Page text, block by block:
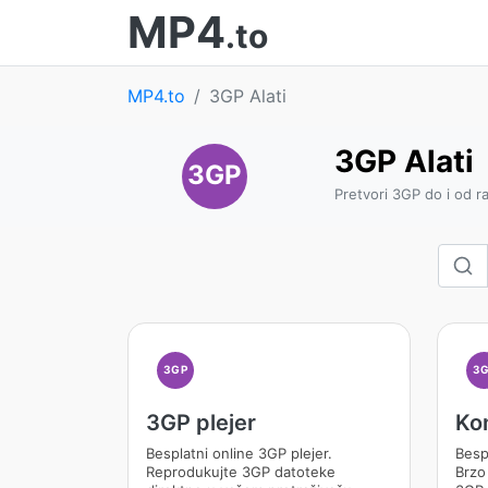
MP4.to
MP4.to 3GP Alati
3GP 3GP Alati
Pretvori 3GP do i od
3GP
3GP plejer
Besplatni online 3GP plejer.
Reprodukujte 3GP datoteke